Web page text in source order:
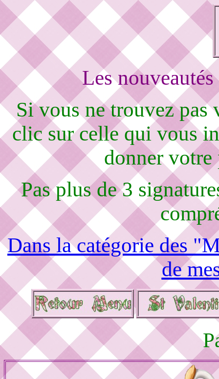
Les
Si vous ne trouvez pas
clic sur celle qui vous
donner votre
Pas plus de 3
Dans la catégorie des
de